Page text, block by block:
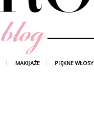
MAKIJAŻE PIĘKNE WŁOSY